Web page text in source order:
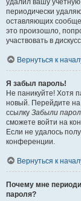
удалил вашу
периодически
оставляющих
это произошло,
участвовать в
Вернуться к
Я забыл пароль!
Не паникуйте! Хотя
новый. Перейдите
ссылку Забыли
сможете войти на
Если не удалось
конференции.
Вернуться к
Почему мне
пароля?